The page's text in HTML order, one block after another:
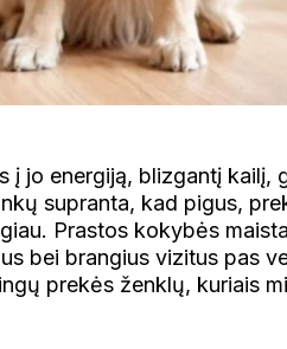
į jo energiją, blizgantį kailį,
supranta, kad pigus,
Prastos kokybės
bei brangius vizitus pas
prekės ženklų, kuriais